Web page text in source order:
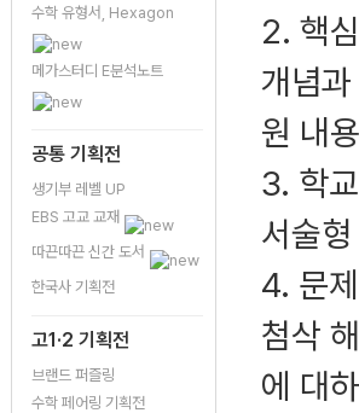
수학 유형서, Hexagon
메가스터디 E분석노트
공통 기획전
생기부 레벨 UP
EBS 고교 교재
따끈따끈 신간 도서
한국사 기획전
고1·2 기획전
브랜드 퍼즐링
수학 페어링 기획전
2. 핵
개념
원 내
3. 학
서술
4. 문
첨삭
에 대